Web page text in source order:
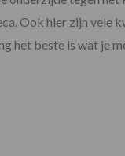
Ook hier zijn vele
het beste is wat je